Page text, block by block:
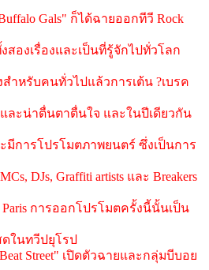
Gals" ก็ได้ฉายออกทีวี Rock
องเรื่องและเป็นที่รู้จักไปทั่วโลก
ำหรับคนทั่วไปแล้วการเต้น ?เบรค
ละน่าตื่นตาตื่นใจ และในปีเดียวกัน
มีการโปรโมตภาพยนตร์ ซึ่งเป็นการ
DJs, Graffiti artists และ Breakers
การออกโปรโมตครั้งนี้นั้นเป็น
ดในทวีปยุโรป
Street" เปิดตัวฉายและกลุ่มบีบอย